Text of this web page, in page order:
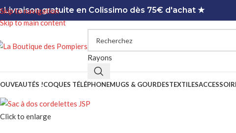
Skip to navigation
Skip to main content
Livraison gratuite en Colissimo dès 75€ d'achat ★
Rayons
!COQUES TÉLÉPHONEMUGS & GOURDESTEXTILES
Click to enlarge